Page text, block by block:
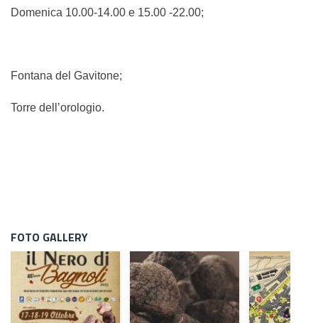
Domenica 10.00-14.00 e 15.00 -22.00;
Fontana del Gavitone;
Torre dell’orologio.
FOTO GALLERY